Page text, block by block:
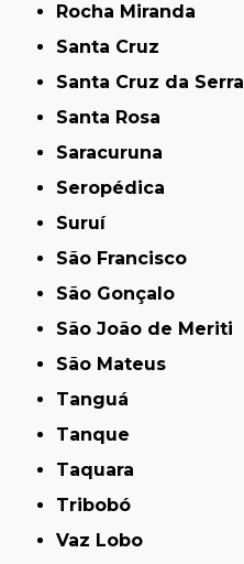
Rocha Miranda
Santa Cruz
Santa Cruz da Serra
Santa Rosa
Saracuruna
Seropédica
Suruí
São Francisco
São Gonçalo
São João de Meriti
São Mateus
Tanguá
Tanque
Taquara
Tribobó
Vaz Lobo